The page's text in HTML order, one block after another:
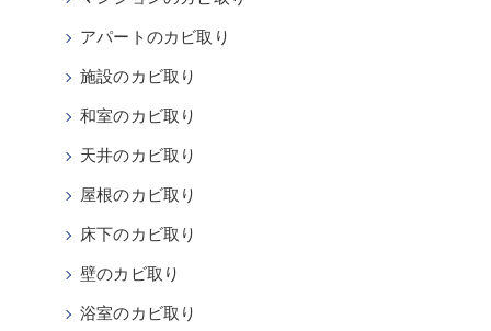
アパートのカビ取り
施設のカビ取り
和室のカビ取り
天井のカビ取り
屋根のカビ取り
床下のカビ取り
壁のカビ取り
浴室のカビ取り